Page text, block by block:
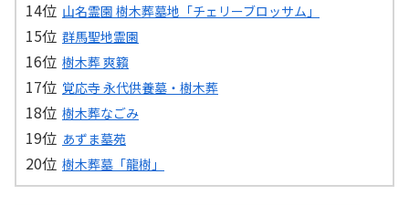
山名霊園 樹木葬墓地「チェリーブロッサム」
群馬聖地霊園
樹木葬 爽籟
覚応寺 永代供養墓・樹木葬
樹木葬なごみ
あずま墓苑
樹木葬墓「龍樹」